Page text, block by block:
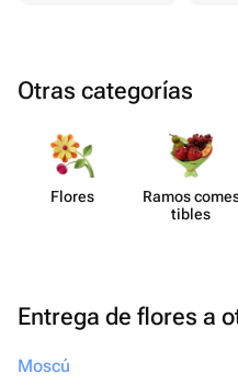
Otras categorías
Flores
Ramos
tibles
Entrega de flores a
Moscú